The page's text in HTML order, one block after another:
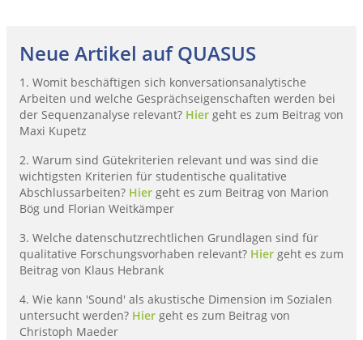
Neue Artikel auf QUASUS
1. Womit beschäftigen sich konversationsanalytische
Arbeiten und welche Gesprächseigenschaften werden bei
der Sequenzanalyse relevant? Hier geht es zum Beitrag von
Maxi Kupetz
2. Warum sind Gütekriterien relevant und was sind die
wichtigsten Kriterien für studentische qualitative
Abschlussarbeiten? Hier geht es zum Beitrag von Marion
Bög und Florian Weitkämper
3. Welche datenschutzrechtlichen Grundlagen sind für
qualitative Forschungsvorhaben relevant? Hier geht es zum
Beitrag von Klaus Hebrank
4. Wie kann 'Sound' als akustische Dimension im Sozialen
untersucht werden? Hier geht es zum Beitrag von
Christoph Maeder